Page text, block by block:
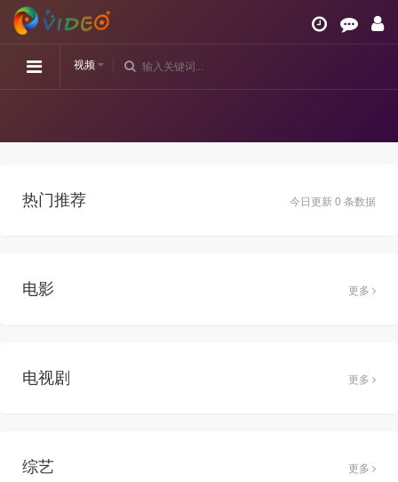
视频
今日更新 0 条数据
热门推荐
电影 更多
电视剧 更多
综艺 更多